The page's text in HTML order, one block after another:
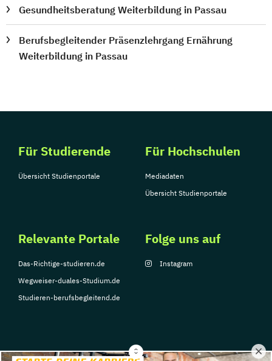
Gesundheitsberatung Weiterbildung in Passau
Berufsbegleitender Präsenzlehrgang Ernährung
Weiterbildung in Passau
Für Studierende
Übersicht Studienportale
Für Hochschulen
Mediadaten
Übersicht Studienportale
Relevante Portale
Das-Richtige-studieren.de
Wegweiser-duales-Studium.de
Studieren-berufsbegleitend.de
Folge uns auf
Instagram